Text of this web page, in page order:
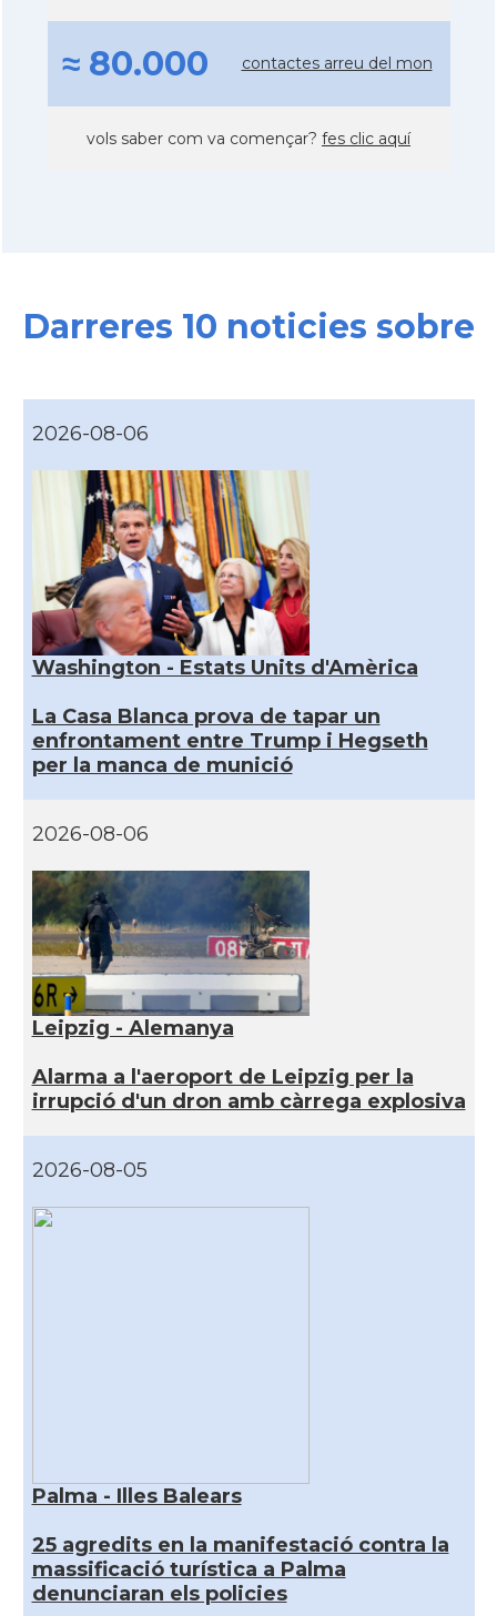
≈ 80.000 contactes arreu del mon
vols saber com va començar? fes clic aquí
Darreres 10 noticies sobre
2026-08-06
Washington - Estats Units d'Amèrica
La Casa Blanca prova de tapar un
enfrontament entre Trump i Hegseth
per la manca de munició
2026-08-06
Leipzig - Alemanya
Alarma a l'aeroport de Leipzig per la
irrupció d'un dron amb càrrega explosiva
2026-08-05
Palma - Illes Balears
25 agredits en la manifestació contra la
massificació turística a Palma
denunciaran els policies